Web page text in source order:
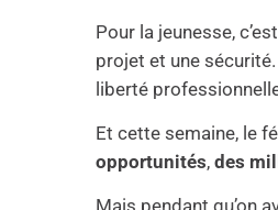
Pour la jeunesse,
projet et une
liberté
Et cette semaine, le
opportunités,des